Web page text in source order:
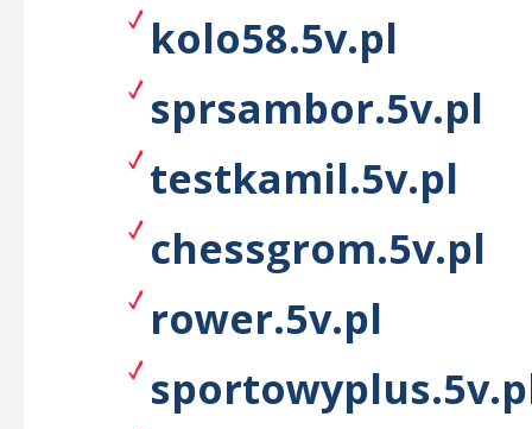
kolo58.5v.pl
sprsambor.5v.pl
testkamil.5v.pl
chessgrom.5v.pl
rower.5v.pl